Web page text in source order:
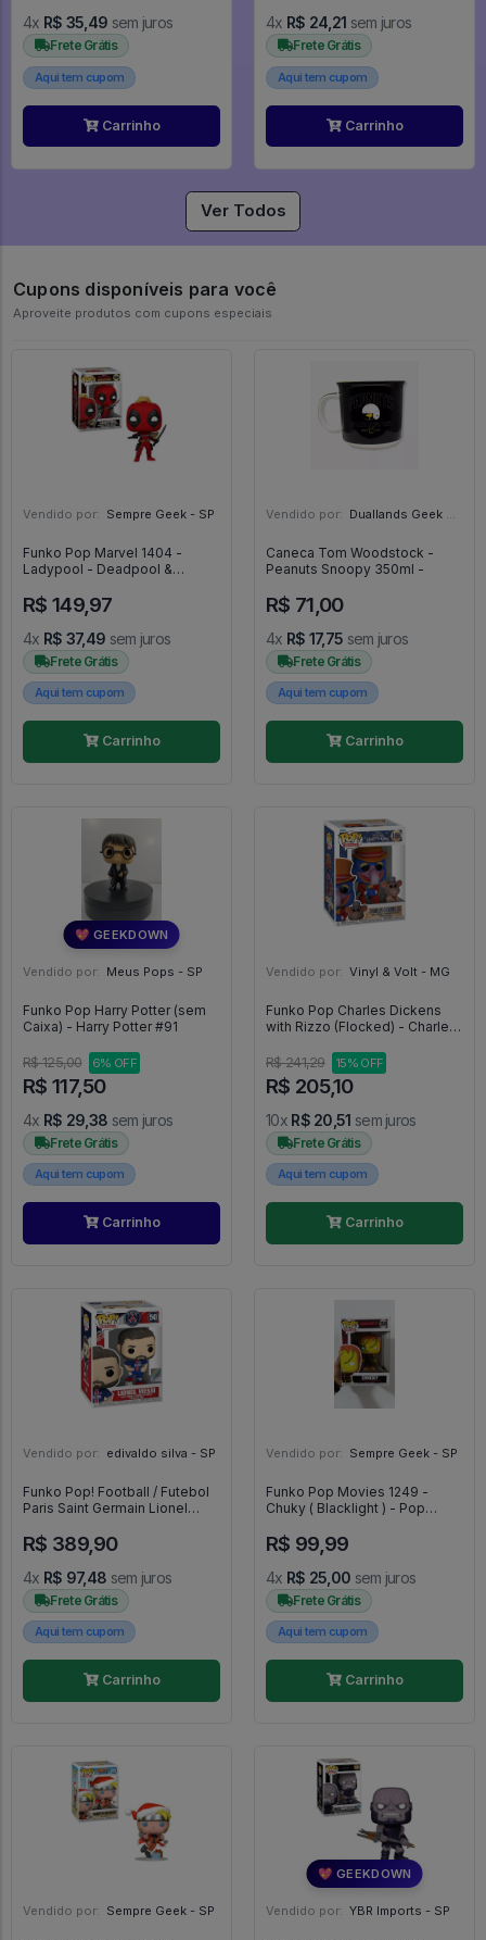
4x R$ 35,49 sem juros
Frete Grátis
Aqui tem cupom
Carrinho
4x R$ 24,21 sem juros
Frete Grátis
Aqui tem cupom
Carrinho
Ver Todos
Cupons disponíveis para você
Aproveite produtos com cupons especiais
Vendido por: Sempre Geek - SP
Funko Pop Marvel 1404 -
Ladypool - Deadpool &
R$ 149,97
4x R$ 37,49 sem juros
Frete Grátis
Aqui tem cupom
Carrinho
Vendido por: Duallands Geek Store - RS
Caneca Tom Woodstock -
Peanuts Snoopy 350ml -
R$ 71,00
4x R$ 17,75 sem juros
Frete Grátis
Aqui tem cupom
Carrinho
💖 GEEKDOWN
Vendido por: Meus Pops - SP
Funko Pop Harry Potter (sem
Caixa) - Harry Potter #91
R$ 125,00 6% OFF
R$ 117,50
4x R$ 29,38 sem juros
Frete Grátis
Aqui tem cupom
Carrinho
Vendido por: Vinyl & Volt - MG
Funko Pop Charles Dickens
with Rizzo (Flocked) - Charles
R$ 241,29
15% OFF
R$ 205,10
10x R$ 20,51 sem juros
Frete Grátis
Aqui tem cupom
Carrinho
Vendido por: edivaldo silva - SP
Funko Pop! Football / Futebol
Paris Saint Germain Lionel
R$ 389,90
4x R$ 97,48 sem juros
Frete Grátis
Aqui tem cupom
Carrinho
Vendido por: Sempre Geek - SP
Funko Pop Movies 1249 -
Chuky ( Blacklight ) - Pop
R$ 99,99
4x R$ 25,00 sem juros
Frete Grátis
Aqui tem cupom
Carrinho
Vendido por: Sempre Geek - SP
💖 GEEKDOWN
Vendido por: YBR Imports - SP